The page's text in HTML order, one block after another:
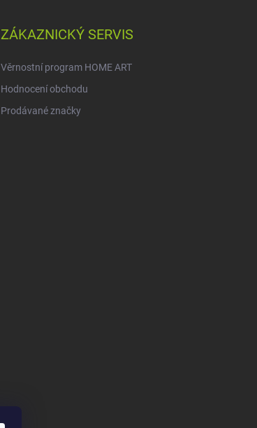
ZÁKAZNICKÝ SERVIS
Věrnostní program HOME ART
Hodnocení obchodu
Prodávané značky